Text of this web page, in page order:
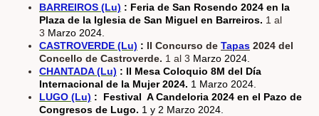
BARREIROS (Lu) : Feria de San Rosendo 2024 en la
Plaza de la Iglesia de San Miguel en Barreiros. 1 al
3 Marzo 2024.
CASTROVERDE (Lu) : II Concurso de Tapas 2024 del
Concello de Castroverde. 1 al 3 Marzo 2024.
CHANTADA (Lu) : II Mesa Coloquio 8M del Día
Internacional de la Mujer 2024. 1 Marzo 2024.
LUGO (Lu) : Festival A Candeloria 2024 en el Pazo de
Congresos de Lugo. 1 y 2 Marzo 2024.